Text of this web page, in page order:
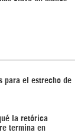
para el estrecho de
la retórica
termina en